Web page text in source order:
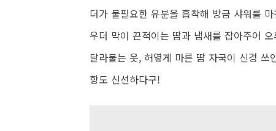
더가 불필요한 유분을 흡착해 방금 샤워를
우더 막이 끈적이는 땀과 냄새를 잡아주어
달라붙는 옷, 허옇게 마른 땀 자국이 신경
향도 신선하다구!